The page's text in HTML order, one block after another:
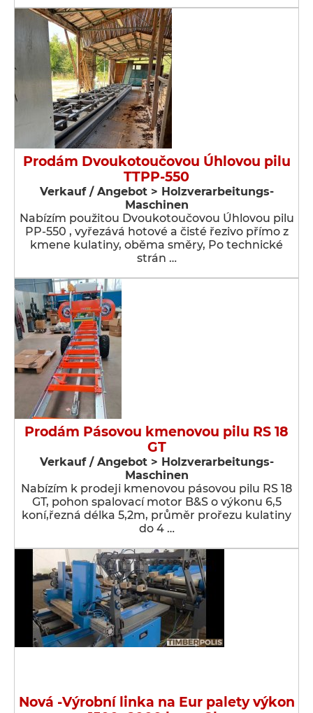
Prodám Dvoukotoučovou Úhlovou pilu
TTPP-550
Verkauf / Angebot > Holzverarbeitungs-
Maschinen
Nabízím použitou Dvoukotoučovou Úhlovou pilu
PP-550 , vyřezává hotové a čisté řezivo přímo z
kmene kulatiny, oběma směry, Po technické
strán …
Prodám Pásovou kmenovou pilu RS 18
GT
Verkauf / Angebot > Holzverarbeitungs-
Maschinen
Nabízím k prodeji kmenovou pásovou pilu RS 18
GT, pohon spalovací motor B&S o výkonu 6,5
koní,řezná délka 5,2m, průměr prořezu kulatiny
do 4 …
Nová -Výrobní linka na Eur palety výkon